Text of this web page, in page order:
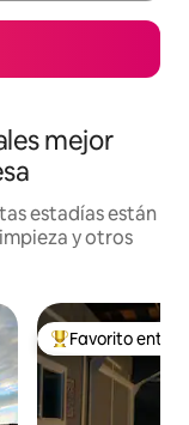
mejor
estadías están
y otros
Favorito entre
Favorito entre